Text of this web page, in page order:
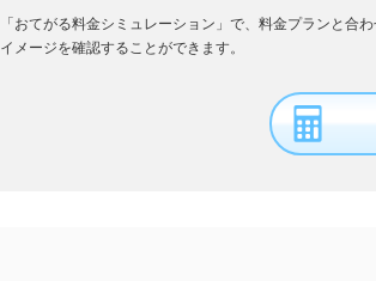
「おてがる料金シミュレーション」で、料金プランと
イメージを確認することができます。